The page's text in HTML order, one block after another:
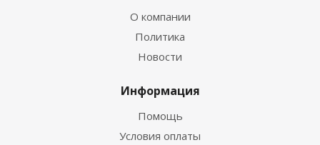
О компании
Политика
Новости
Информация
Помощь
Условия оплаты